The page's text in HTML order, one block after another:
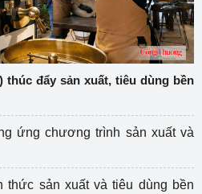
thúc đẩy sản xuất, tiêu dùng bền
ứng chương trình sản xuất và
thức sản xuất và tiêu dùng bền